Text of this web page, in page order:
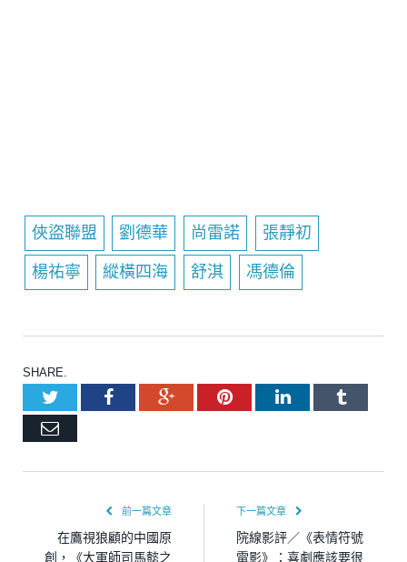
俠盜聯盟 劉德華 尚雷諾 張靜初
楊祐寧 縱橫四海 舒淇 馮德倫
SHARE.
TwitterFacebookGoogle+PinterestLinkedInTumblr
Email
前一篇文章
在鷹視狼顧的中國原
創，《大軍師司馬懿之
下一篇文章
院線影評／《表情符號
電影》：喜劇應該要很